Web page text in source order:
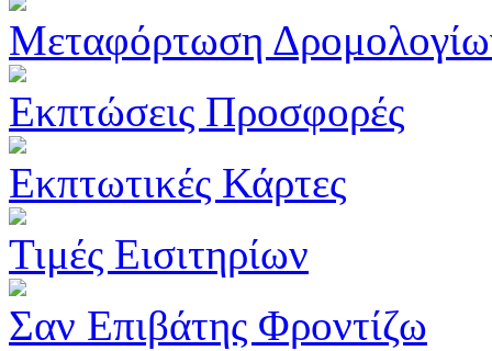
Μεταφόρτωση
Εκπτώσεις Προσφορές
Εκπτωτικές Κάρτες
Τιμές Εισιτηρίων
Σαν Επιβάτης Φροντίζω